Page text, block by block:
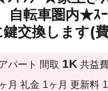
転車圏内★ｽｰ
交換します(
パート 間取 1K 共益
月 礼金 1ヶ月 更新料